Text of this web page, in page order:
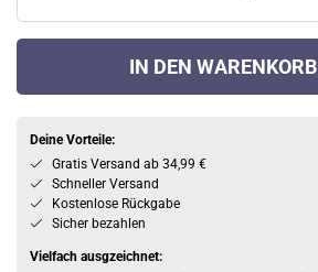
IN DEN WARENKORB
Deine Vorteile:
Gratis Versand ab 34,99 €
Schneller Versand
Kostenlose Rückgabe
Sicher bezahlen
Vielfach ausgzeichnet: